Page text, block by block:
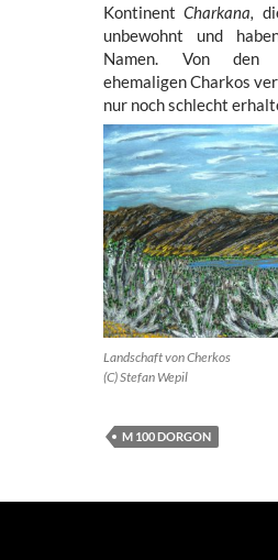
KontinentCharkana,
unbewohnt und
Namen. Von den
ehemaligen Charkos
nur noch schlecht
Landschaft von Cherkos
(C) Stefan Wepil
M 100 DORGON